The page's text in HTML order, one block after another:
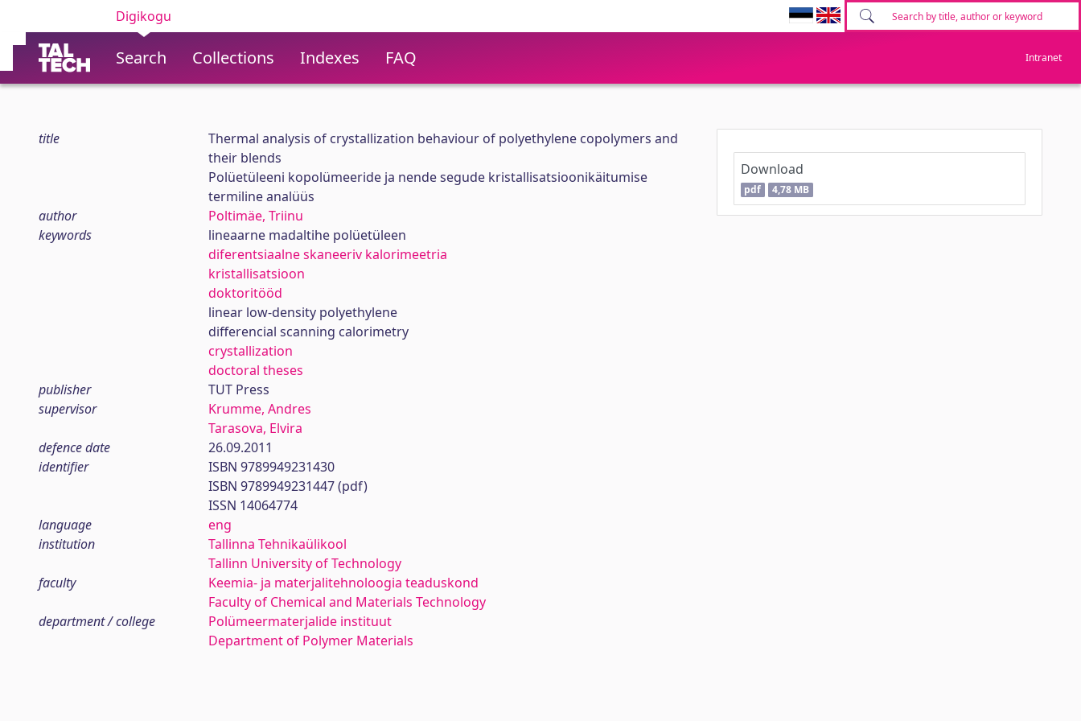
Digikogu
Search Collections Indexes FAQ Intranet
title
Thermal analysis of crystallization behaviour of polyethylene copolymers and
their blends
Polüetüleeni kopolümeeride ja nende segude kristallisatsioonikäitumise
termiline analüüs
author
Poltimäe, Triinu
keywords
lineaarne madaltihe polüetüleen
diferentsiaalne skaneeriv kalorimeetria
kristallisatsioon
doktoritööd
linear low-density polyethylene
differencial scanning calorimetry
crystallization
doctoral theses
publisher
TUT Press
supervisor
Krumme, Andres
Tarasova, Elvira
defence date
26.09.2011
identifier
ISBN 9789949231430
ISBN 9789949231447 (pdf)
ISSN 14064774
language
eng
institution
Tallinna Tehnikaülikool
Tallinn University of Technology
faculty
Keemia- ja materjalitehnoloogia teaduskond
Faculty of Chemical and Materials Technology
department / college
Polümeermaterjalide instituut
Department of Polymer Materials
Download
pdf 4,78 MB